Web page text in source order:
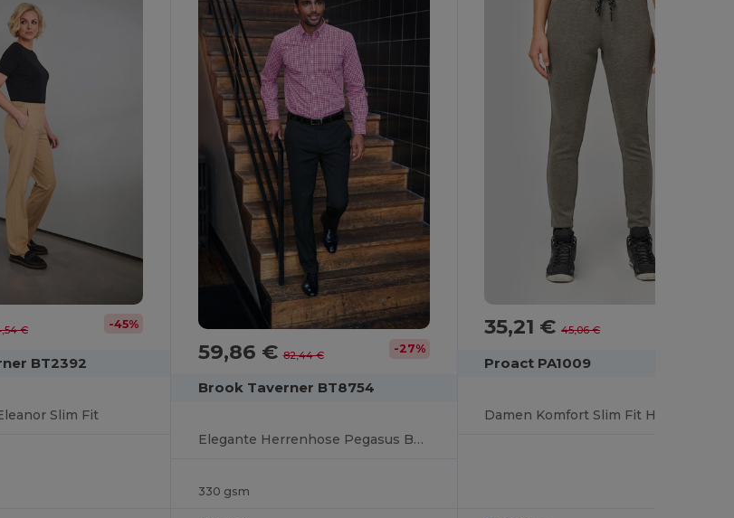
€ -45%
BT2392
Slim Fit
59,86 €82,44 € -27%
Brook Taverner BT8754
Elegante Herrenhose Pegasus BT8754
330 gsm
35,21 €45,06 €
Proact PA1009